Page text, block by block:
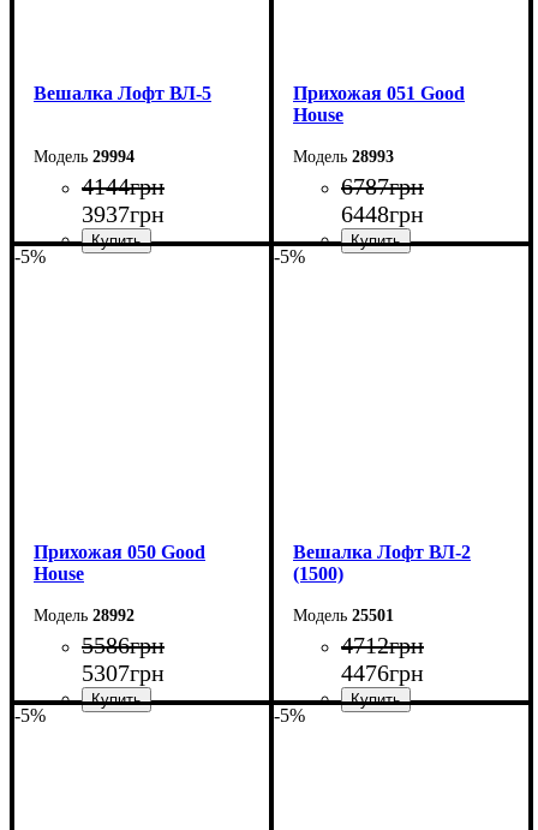
Вешалка Лофт ВЛ-5
29994
4144грн
3937грн
Прихожая 051 Good
House
28993
6787грн
6448грн
-5%
Прихожая 050 Good
House
28992
5586грн
5307грн
-5%
Вешалка Лофт ВЛ-2
(1500)
25501
4712грн
4476грн
-5% -5%